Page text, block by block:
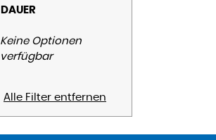
DAUER
Keine Optionen
verfügbar
Alle Filter entfernen